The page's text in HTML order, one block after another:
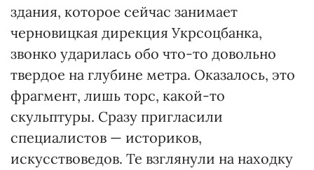
здания, которое сейчас занимает
черновицкая дирекция Укрсоцбанка,
звонко ударилась обо что-то довольно
твердое на глубине метра. Оказалось, это
фрагмент, лишь торс, какой-то
скульптуры. Сразу пригласили
специалистов — историков,
искусствоведов. Те взглянули на находку